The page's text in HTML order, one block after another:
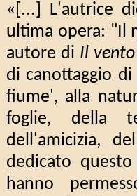
«[...] L'autrice
ultima opera: "Il
autore di Il
di canottaggio
fiume', alla
foglie, della
dell'amicizia,
dedicato
hanno